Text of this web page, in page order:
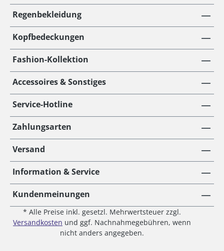
Regenbekleidung
Kopfbedeckungen
Fashion-Kollektion
Accessoires & Sonstiges
Service-Hotline
Zahlungsarten
Versand
Information & Service
Kundenmeinungen
* Alle Preise inkl. gesetzl. Mehrwertsteuer zzgl.
Versandkosten und ggf. Nachnahmegebühren, wenn
nicht anders angegeben.